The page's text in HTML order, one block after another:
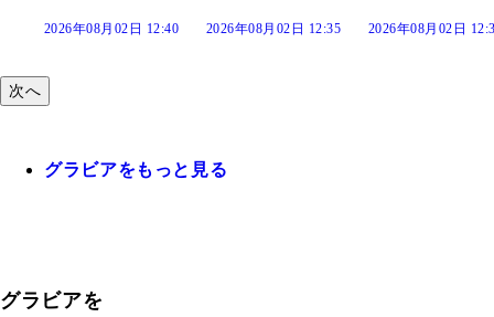
02日 12:40 2026年08月02日 12:35 2026年08月02日 12:30 2026年08
次へ
グラビアをもっと見る
グラビアを